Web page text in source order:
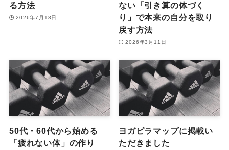
る方法
2026年7月18日
ない「引き算の体づく
り」で本来の自分を取り
戻す方法
2026年3月11日
50代・60代から始める
「疲れない体」の作り
ヨガピラマップに掲載い
ただきました